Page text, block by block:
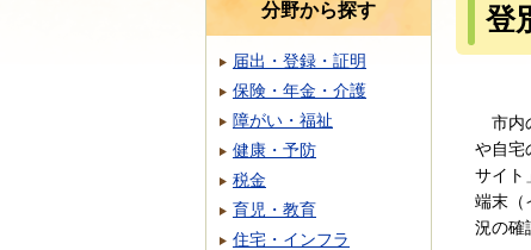
登
市内
や自宅
サイト
端末（
況の確
分野から探す
届出・登録・証明
保険・年金・介護
障がい・福祉
健康・予防
税金
育児・教育
住宅・インフラ